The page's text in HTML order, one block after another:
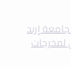
إربد
لمخرجات